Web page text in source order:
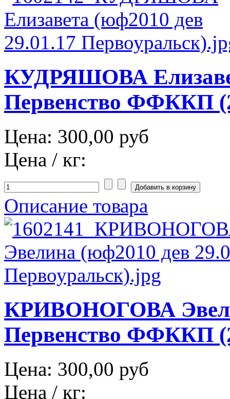
КУДРЯШОВА
Первенство ФФККП
Цена: 300,00 руб
Цена / кг:
Описание товара
КРИВОНОГОВА
Первенство ФФККП
Цена: 300,00 руб
Цена / кг: